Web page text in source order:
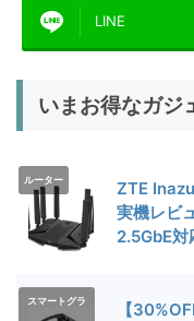
LINE
いまお得なガジ
ルーター
ZTE
実機レビ
2.5GbE対
スマートグラ
【